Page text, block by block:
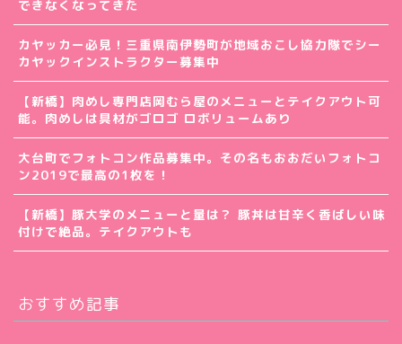
できなくなってきた
カヤッカー必見！三重県南伊勢町が地域おこし協力隊でシー
カヤックインストラクター募集中
【新橋】肉めし専門店岡むら屋のメニューとテイクアウト可
能。肉めしは具材がゴロゴ ロボリュームあり
大台町でフォトコン作品募集中。その名もおおだいフォトコ
ン2019で最高の1枚を！
【新橋】豚大学のメニューと量は？ 豚丼は甘辛く香ばしい味
付けで絶品。テイクアウトも
おすすめ記事